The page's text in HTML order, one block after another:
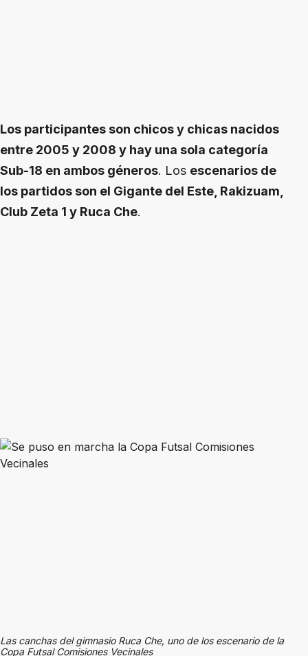
Los participantes son chicos y chicas nacidos
entre 2005 y 2008 y hay una sola categoría
Sub-18 en ambos géneros. Los escenarios de
los partidos son el Gigante del Este, Rakizuam,
Club Zeta 1 y Ruca Che.
Las canchas del gimnasio Ruca Che, uno de los escenario de la
Copa Futsal Comisiones Vecinales